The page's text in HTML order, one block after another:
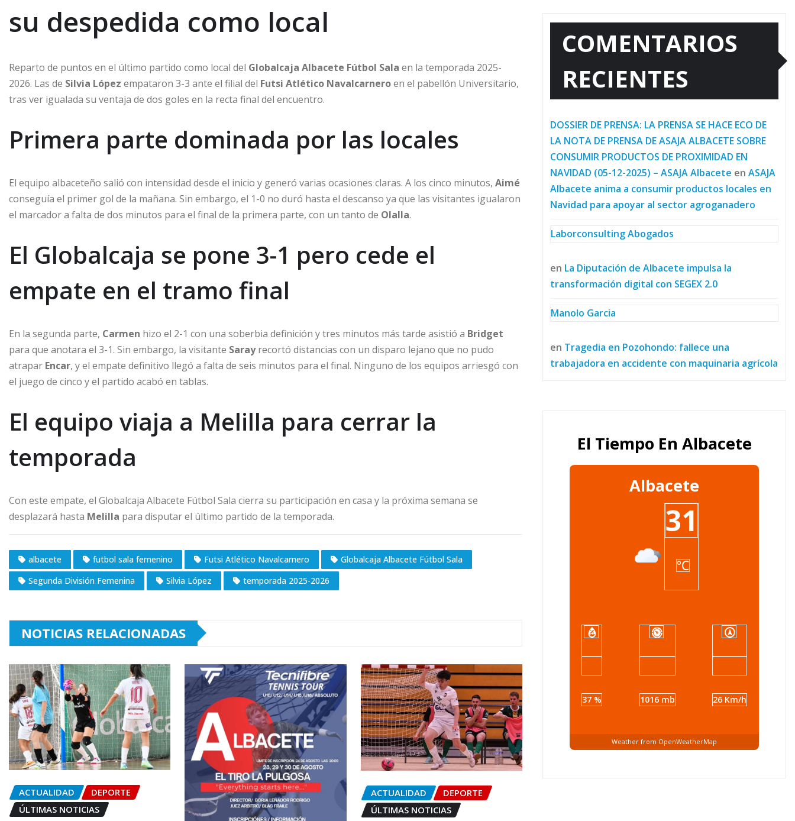
su despedida como local
Reparto de puntos en el último partido como local del Globalcaja Albacete Fútbol Sala en la temporada 2025-
2026. Las de Silvia López empataron 3-3 ante el filial del Futsi Atlético Navalcarneroen el pabellón Universitario,
tras ver igualada su ventaja de dos goles en la recta final del encuentro.
Primera parte dominada por las locales
El equipo albaceteño salió con intensidad desde el inicio y generó varias ocasiones claras. A los cinco minutos, Aimé
conseguía el primer gol de la mañana. Sin embargo, el 1-0 no duró hasta el descanso ya que las visitantes igualaron
el marcador a falta de dos minutos para el final de la primera parte, con un tanto de Olalla.
El Globalcaja se pone 3-1 pero cede el
empate en el tramo final
En la segunda parte, Carmen hizo el 2-1 con una soberbia definición y tres minutos más tarde asistió a Bridget
para que anotara el 3-1. Sin embargo, la visitante Sarayrecortó distancias con un disparo lejano que no pudo
atrapar Encar, y el empate definitivo llegó a falta de seis minutos para el final. Ninguno de los equipos arriesgó con
el juego de cinco y el partido acabó en tablas.
El equipo viaja a Melilla para cerrar la
temporada
Con este empate, el Globalcaja Albacete Fútbol Sala cierra su participación en casa y la próxima semana se
desplazará hasta Melilla para disputar el último partido de la temporada.
albacete futbol sala femenino Futsi Atlético Navalcarnero
Globalcaja Albacete Fútbol Sala
Segunda División Femenina
Silvia López temporada 2025-2026
NOTICIAS RELACIONADAS
ACTUALIDAD
DEPORTE
ÚLTIMAS NOTICIAS
ACTUALIDAD
DEPORTE
ÚLTIMAS NOTICIAS
COMENTARIOS
RECIENTES
DOSSIER DE PRENSA: LA PRENSA SE HACE ECO DE
LA NOTA DE PRENSA DE ASAJA ALBACETE SOBRE
CONSUMIR PRODUCTOS DE PROXIMIDAD EN
NAVIDAD (05-12-2025) – ASAJA Albacete en ASAJA
Albacete anima a consumir productos locales en
Navidad para apoyar al sector agroganadero
Laborconsulting Abogados
en La Diputación de Albacete impulsa la
transformación digital con SEGEX 2.0
Manolo Garcia
en Tragedia en Pozohondo: fallece una
trabajadora en accidente con maquinaria agrícola
El Tiempo En Albacete
Albacete
31
°C
37 % 1016 mb 26 Km/h
Weather from OpenWeatherMap